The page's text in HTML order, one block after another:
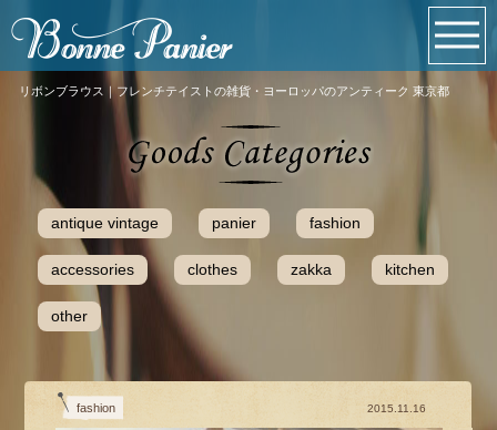
リボンブラウス｜フレンチテイストの雑貨・ヨーロッパのアンティーク 東京都
antique vintage panier fashion
accessories clothes zakka kitchen
other
fashion 2015.11.16